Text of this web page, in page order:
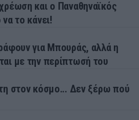
και ο Παναθηναϊκός
το κάνει!
για Μπουράς, αλλά η
με την περίπτωσή του
στον κόσμο... Δεν ξέρω πού